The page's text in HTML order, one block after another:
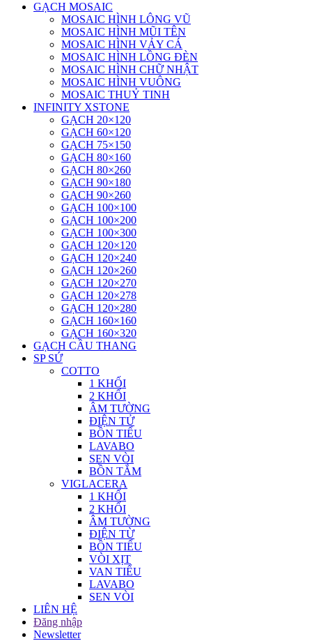
GẠCH MOSAIC
MOSAIC HÌNH LÔNG VŨ
MOSAIC HÌNH MŨI TÊN
MOSAIC HÌNH VẢY CÁ
MOSAIC HÌNH LỒNG ĐÈN
MOSAIC HÌNH CHỮ NHẬT
MOSAIC HÌNH VUÔNG
MOSAIC THUỶ TINH
INFINITY XSTONE
GẠCH 20×120
GẠCH 60×120
GẠCH 75×150
GẠCH 80×160
GẠCH 80×260
GẠCH 90×180
GẠCH 90×260
GẠCH 100×100
GẠCH 100×200
GẠCH 100×300
GẠCH 120×120
GẠCH 120×240
GẠCH 120×260
GẠCH 120×270
GẠCH 120×278
GẠCH 120×280
GẠCH 160×160
GẠCH 160×320
GẠCH CẦU THANG
SP SỨ
COTTO
1 KHỐI
2 KHỐI
ÂM TƯỜNG
ĐIỆN TỬ
BỒN TIỂU
LAVABO
SEN VÒI
BỒN TẮM
VIGLACERA
1 KHỐI
2 KHỐI
ÂM TƯỜNG
ĐIỆN TỪ
BỒN TIỂU
VÒI XỊT
VAN TIỂU
LAVABO
SEN VÒI
LIÊN HỆ
Đăng nhập
Newsletter